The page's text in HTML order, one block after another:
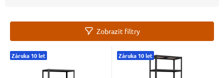
Zobrazit filtry
VZáruka 10 let Záruka 10 let